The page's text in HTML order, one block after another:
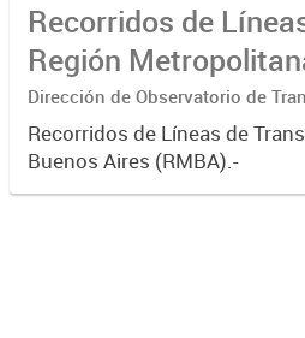
Recorridos de
Región
(RMBA)
Dirección de Observatorio de
Recorridos de Líneas de
Buenos Aires (RMBA).-